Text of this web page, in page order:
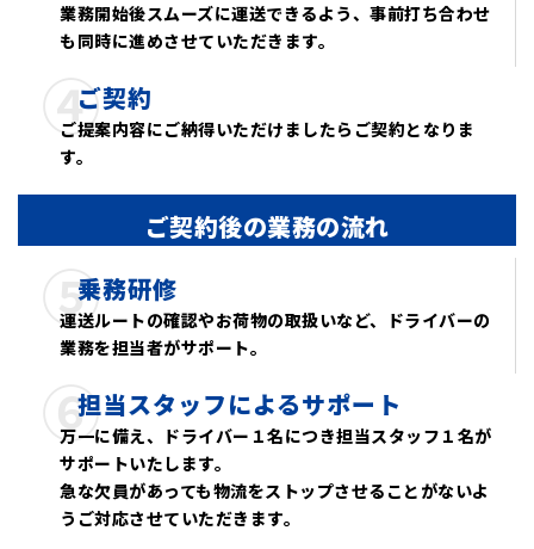
業務開始後スムーズに運送できるよう、事前打ち合わせ
も同時に進めさせていただきます。
④ご契約
ご提案内容にご納得いただけましたらご契約となりま
す。
ご契約後の業務の流れ
⑤
乗務研修
運送ルートの確認やお荷物の取扱いなど、ドライバーの
業務を担当者がサポート。
⑥
担当スタッフによるサポート
万一に備え、ドライバー１名につき担当スタッフ１名が
サポートいたします。
急な欠員があっても物流をストップさせることがないよ
うご対応させていただきます。